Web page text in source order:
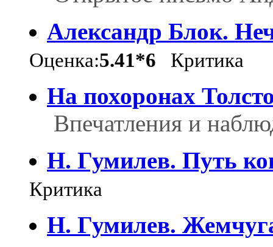
Александр Блок.
Оценка:5.41*6 Критика
На похоронах
Впечатления и
Н. Гумилев. Путь
Критика
Н. Гумилев.